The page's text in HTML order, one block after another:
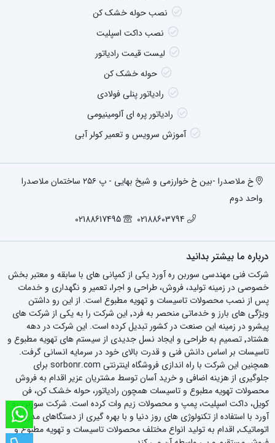
نصب حوله خشک کن
نصب داکت اسپلیت
لیست قیمت رادیاتور
حوله خشک کن
رادیاتور پنلی فولادی
رادیاتور پره ای آلومینیومی
آموزش سرویس و تعمیر کولر آبی
خ ملاصدرا -بین خ خوارزمی و شیخ بهایی - پ ۲۵۶ ساختمان ملاصدرا
واحد دوم
02188603794
02188617495
درباره ما بیشتر بدانید
شرکت فنی مهندسی سوربن ره آورد یکی از کمپانی های با سابقه و معتبر بخش
خصوصی در زمینه تولید، فروش، طراحی و اجرا، تعمیر و نگهداری و خدمات
پس از نصب محصولات تاسیسات و تهویه مطبوع است. از این رو داشتن
ویژگی های بارز و خدماتی منحصر به فرد٬ این شرکت را به یکی از شرکت های
پیشرو در زمینه این صنعت در کشور تبدیل کرده است. این شرکت در دهه
هشتاد٬ تصمیم به طراحی و ایجاد نسل جدیدی از سیستم های تهویه مطبوع و
تاسیسات بر اساس دانش فنی و قدرت بالای خود در سرمایه انسانی گرفت.
همچنین این شرکت با راه اندازی فروشگاه اینترنتی sorbonr.com برای
جلوگیری از هزینه اضافی و خرید آسان توسط مشتریان عزیر اقدام به فروش
محصولات تهویه مطبوع و تاسیسات همچون رادیاتور، حوله خشک کن، فن
کویل، داکت اسپلیت، پمپ و محصولات زیم وات کرده است. شرکت سوربن ره
آورد با استفاده از تکنولوژی های روز دنیا و با بهره گیری از دستگاهای مدرن و
اتوماتیک٬ اقدام به تولید انواع مختلف محصولات تاسیسات و تهویه مطبوع و